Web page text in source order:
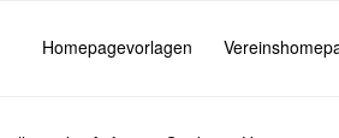
Homepagevorlagen